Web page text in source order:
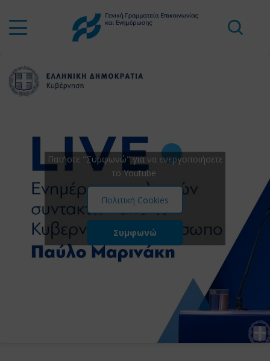
Πατήστε "Συμφωνώ" για να ενεργοποιήσετε
το Youtube
Πολιτική Cookies
Συμφωνώ